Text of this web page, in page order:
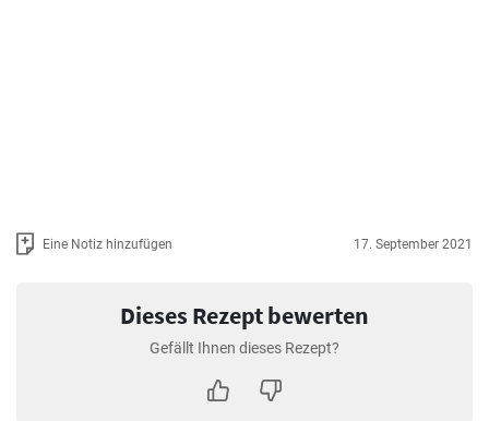
Eine Notiz hinzufügen 17. September 2021
Dieses Rezept bewerten
Gefällt Ihnen dieses Rezept?